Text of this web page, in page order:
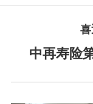
中再寿险